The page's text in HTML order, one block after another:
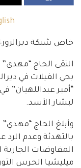
خاص شبكة ديرالزور24
التقى الحاج
بحي الفيلات في
“أمير عبداللهيان”
لبشار الأسد.
وأبلغ الحاج “مهدي”
بالتهدئة وعدم الرد
المفاوضات
ميليشيا الحرس